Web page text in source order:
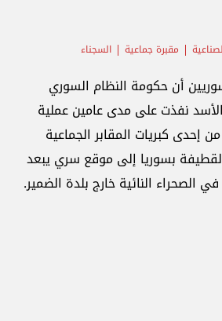
مقبرة جماعية السجناء
أن حكومة النظام السوري
نفذت على مدى عامين عملية
إحدى كبريات المقابر الجماعية
بسوريا إلى موقع سري يبعد
الصحراء النائية خارج بلدة الضمير.